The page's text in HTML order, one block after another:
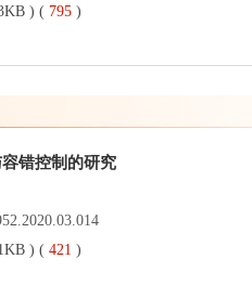
) ( 795 )
错控制的研究
) ( 421 )